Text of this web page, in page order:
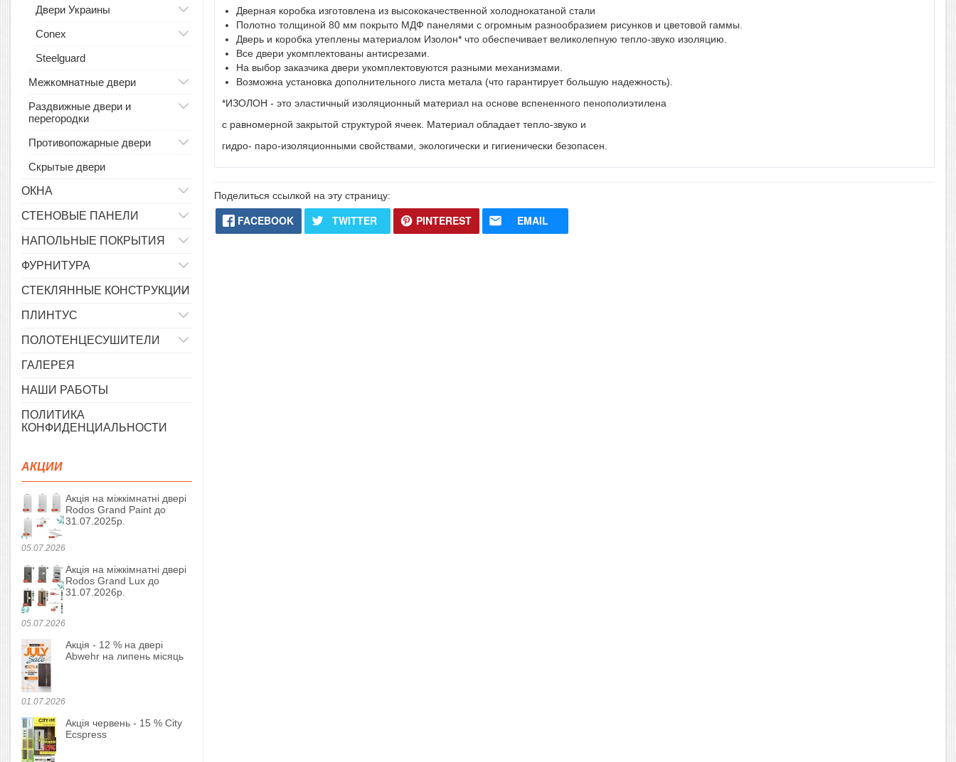
Двери Украины
Conex
Steelguard
Межкомнатные двери
Раздвижные двери и
перегородки
Противопожарные двери
Скрытые двери
ОКНА
СТЕНОВЫЕ ПАНЕЛИ
НАПОЛЬНЫЕ ПОКРЫТИЯ
ФУРНИТУРА
СТЕКЛЯННЫЕ КОНСТРУКЦИИ
ПЛИНТУС
ПОЛОТЕНЦЕСУШИТЕЛИ
ГАЛЕРЕЯ
НАШИ РАБОТЫ
ПОЛИТИКА
КОНФИДЕНЦИАЛЬНОСТИ
АКЦИИ
05.07.2026
Акція на міжкімнатні двері
Rodos Grand Paint до
31.07.2025р.
05.07.2026
Акція на міжкімнатні двері
Rodos Grand Lux до
31.07.2026р.
01.07.2026
Акція - 12 % на двері
Abwehr на липень місяць
Акція червень - 15 % City
Ecspress
Дверная коробка изготовлена из высококачественной холоднокатаной стали
Полотно толщиной 80 мм покрыто МДФ панелями с огромным разнообразием рисунков и цветовой гаммы.
Дверь и коробка утеплены материалом Изолон* что обеспечивает великолепную тепло-звуко изоляцию.
Все двери укомплектованы антисрезами.
На выбор заказчика двери укомплектовуются разными механизмами.
Возможна установка дополнительного листа метала (что гарантирует большую надежность).
*ИЗОЛОН - это эластичный изоляционный материал на основе вспененного пенополиэтилена
с равномерной закрытой структурой ячеек. Материал обладает тепло-звуко и
гидро- паро-изоляционными свойствами, экологически и гигиенически безопасен.
Поделиться ссылкой на эту страницу:
FACEBOOK TWITTER PINTEREST EMAIL